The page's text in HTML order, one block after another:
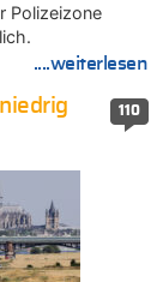
Polizeizone
....weiterlesen
110